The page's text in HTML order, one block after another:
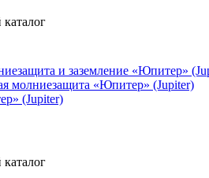
и заземление «Юпитер»
молниезащита «Юпитер» (Jupiter)
(Jupiter)